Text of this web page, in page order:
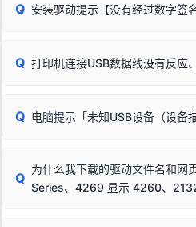
由于本站驱动包集成了32位和64位
✔
结论
Q 安装驱动提示【没有经过数字签
🛡️ 本站驱动均经过严格签名。但由
该报错是因为老款打印机官方使用
（提醒：此方式仅在安装老款驱动时
Q 打印机连接USB数据线没有反应
首先确认打印机电源已开启，
排除线材松动后，可尝试更换一
Q 电脑提示「未知USB设备（设备
将USB数据线两端全部拔下，重
Q
为什么我下载的驱动文件名和网
Series、4269 显示 4260、